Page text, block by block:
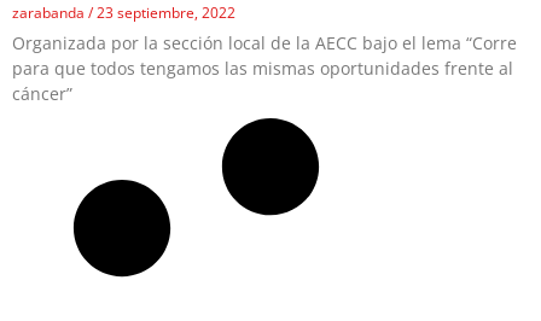
zarabanda 23 septiembre, 2022
Organizada por la sección local de la AECC bajo el lema “Corre
para que todos tengamos las mismas oportunidades frente al
cáncer”